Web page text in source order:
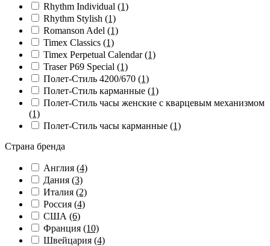
Rhythm Individual (1)
Rhythm Stylish (1)
Romanson Adel (1)
Timex Classics (1)
Timex Perpetual Calendar(1)
Traser P69 Special (1)
Полет-Стиль 4200/670 (1)
Полет-Стиль карманные (1)
Полет-Стиль часы женские с кварцевым механизмом
(1)
Полет-Стиль часы карманные (1)
Страна бренда
Англия (4)
Дания (3)
Италия (2)
Россия (4)
США (6)
Франция (10)
Швейцария (4)